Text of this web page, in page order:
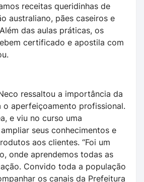
receitas queridinhas de
australiano, pães caseiros e
das aulas práticas, os
certificado e apostila com
ressaltou a importância da
o aperfeiçoamento profissional.
e viu no curso uma
seus conhecimentos e
aos clientes. “Foi um
onde aprendemos todas as
Convido toda a população
os canais da Prefeitura